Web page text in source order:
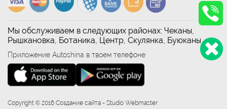
Мы обслуживаем в следующих районах: Чеканы,
Рышкановка, Ботаника, Центр, Скулянка, Буюканы
Приложение Autoshina в твоем телефоне
Copyright © 2016 Создание сайта - Studio Webmaster